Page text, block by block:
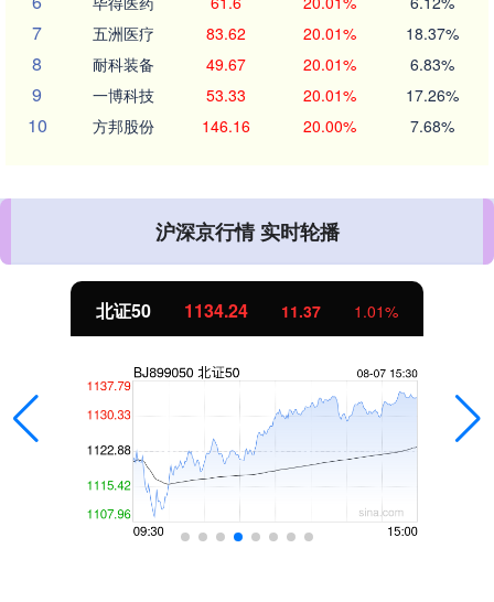
7 五洲医疗 83.62 20.01% 18.37%
8 耐科装备 49.67 20.01% 6.83%
9 一博科技 53.33 20.01% 17.26%
10 方邦股份 146.16 20.00% 7.68%
沪深京行情 实时轮播
北证50 1134.24 11.37 1.01%